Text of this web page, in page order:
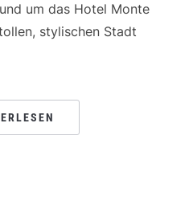
um das Hotel Monte
stylischen Stadt